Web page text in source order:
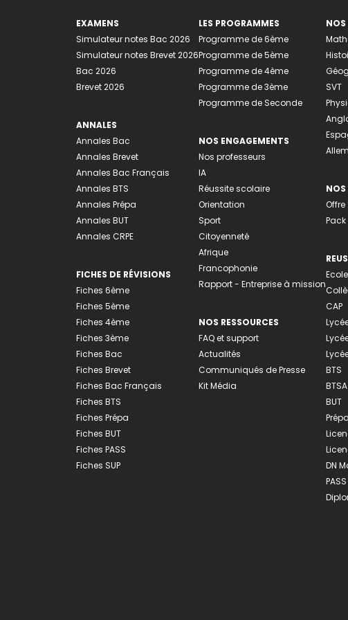
EXAMENS
Simulateur notes Bac 2026
Simulateur notes Brevet 2026
Bac 2026
Brevet 2026
ANNALES
Annales Bac
Annales Brevet
Annales Bac Français
Annales BTS
Annales Prépa
Annales BUT
Annales CRPE
FICHES DE RÉVISIONS
Fiches 6ème
Fiches 5ème
Fiches 4ème
Fiches 3ème
Fiches Bac
Fiches Brevet
Fiches Bac Français
Fiches BTS
Fiches Prépa
Fiches BUT
Fiches PASS
Fiches SUP
LES PROGRAMMES
Programme de 6ème
Programme de 5ème
Programme de 4ème
Programme de 3ème
Programme de Seconde
NOS ENGAGEMENTS
Nos professeurs
IA
Réussite scolaire
Orientation
Sport
Citoyenneté
Afrique
Francophonie
Rapport - Entreprise à mission
NOS RESSOURCES
FAQ et support
Actualités
Communiqués de Presse
Kit Média
NOS
SVT
NOS
CAP
BTS
BTSA
BUT
DN
PASS